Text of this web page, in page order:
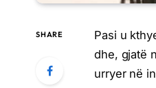
SHARE
Pasi u
dhe, gjatë
urryer në